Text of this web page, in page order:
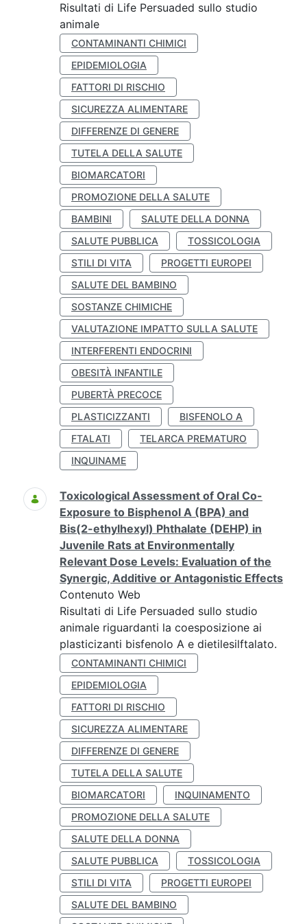
Risultati di Life Persuaded sullo studio
animale
CONTAMINANTI CHIMICI
EPIDEMIOLOGIA
FATTORI DI RISCHIO
SICUREZZA ALIMENTARE
DIFFERENZE DI GENERE
TUTELA DELLA SALUTE
BIOMARCATORI
PROMOZIONE DELLA SALUTE
BAMBINI
SALUTE DELLA DONNA
SALUTE PUBBLICA
TOSSICOLOGIA
STILI DI VITA
PROGETTI EUROPEI
SALUTE DEL BAMBINO
SOSTANZE CHIMICHE
VALUTAZIONE IMPATTO SULLA SALUTE
INTERFERENTI ENDOCRINI
OBESITÀ INFANTILE
PUBERTÀ PRECOCE
PLASTICIZZANTI
BISFENOLO A
FTALATI
TELARCA PREMATURO
INQUINAME
Toxicological Assessment of Oral Co-
Exposure to Bisphenol A (BPA) and
Bis(2-ethylhexyl) Phthalate (DEHP) in
Juvenile Rats at Environmentally
Relevant Dose Levels: Evaluation of the
Synergic, Additive or Antagonistic Effects
Contenuto Web
Risultati di Life Persuaded sullo studio
animale riguardanti la coesposizione ai
plasticizanti bisfenolo A e dietilesilftalato.
CONTAMINANTI CHIMICI
EPIDEMIOLOGIA
FATTORI DI RISCHIO
SICUREZZA ALIMENTARE
DIFFERENZE DI GENERE
TUTELA DELLA SALUTE
BIOMARCATORI
INQUINAMENTO
PROMOZIONE DELLA SALUTE
SALUTE DELLA DONNA
SALUTE PUBBLICA
TOSSICOLOGIA
STILI DI VITA
PROGETTI EUROPEI
SALUTE DEL BAMBINO